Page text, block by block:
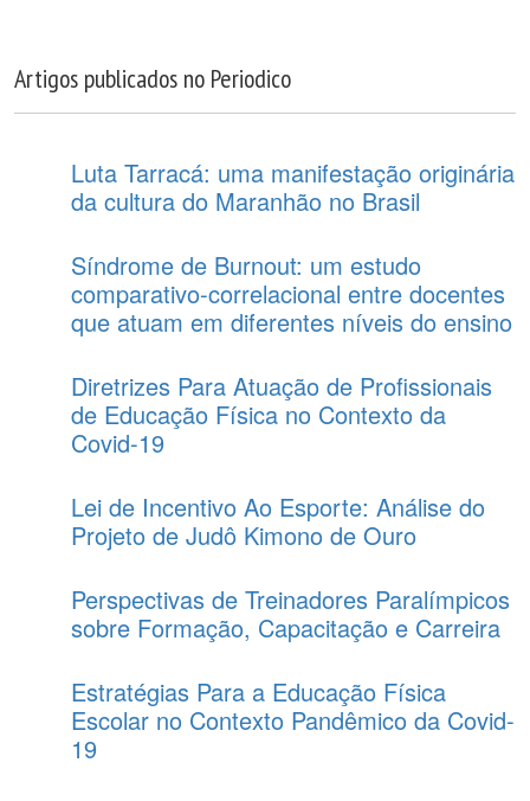
Artigos publicados no Periodico
Luta Tarracá: uma manifestação originária
da cultura do Maranhão no Brasil
Síndrome de Burnout: um estudo
comparativo-correlacional entre docentes
que atuam em diferentes níveis do ensino
Diretrizes Para Atuação de Profissionais
de Educação Física no Contexto da
Covid-19
Lei de Incentivo Ao Esporte: Análise do
Projeto de Judô Kimono de Ouro
Perspectivas de Treinadores Paralímpicos
sobre Formação, Capacitação e Carreira
Estratégias Para a Educação Física
Escolar no Contexto Pandêmico da Covid-
19